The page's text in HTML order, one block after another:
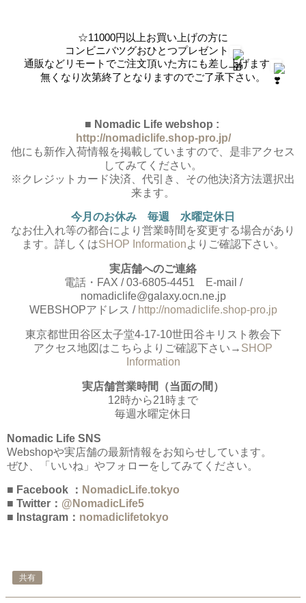
☆11000円以上お買い上げの方に
コンビニバツグおひとつプレゼント
通販などリモートでご注文頂いた方にも差し上げます
無くなり次第終了となりますのでご了承下さい。
■ Nomadic Life webshop :
http://nomadiclife.shop-pro.jp/
他にも新作入荷情報を掲載していますので、是非アクセス
してみてください。
※クレジットカード決済、代引き、その他決済方法選択出
来ます。
今月のお休み 毎週 水曜定休日
なお仕入れ等の都合により営業時間を変更する場合があり
ます。詳しくはSHOP Informationよりご確認下さい。
実店舗へのご連絡
電話・FAX / 03-6805-4451 E-mail /
nomadiclife@galaxy.ocn.ne.jp
WEBSHOPアドレス / http://nomadiclife.shop-pro.jp
東京都世田谷区太子堂4-17-10世田谷キリスト教会下
アクセス地図はこちらよりご確認下さい→ SHOP
Information
実店舗営業時間（当面の間）
12時から21時まで
毎週水曜定休日
Nomadic Life SNS
Webshopや実店舗の最新情報をお知らせしています。
ぜひ、「いいね」やフォローをしてみてください。
■ Facebook ： NomadicLife.tokyo
■ Twitter： @NomadicLife5
■ Instagram： nomadiclifetokyo
共有